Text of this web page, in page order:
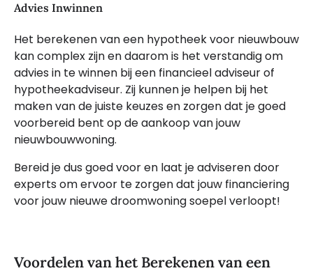
Advies Inwinnen
Het berekenen van een hypotheek voor nieuwbouw
kan complex zijn en daarom is het verstandig om
advies in te winnen bij een financieel adviseur of
hypotheekadviseur. Zij kunnen je helpen bij het
maken van de juiste keuzes en zorgen dat je goed
voorbereid bent op de aankoop van jouw
nieuwbouwwoning.
Bereid je dus goed voor en laat je adviseren door
experts om ervoor te zorgen dat jouw financiering
voor jouw nieuwe droomwoning soepel verloopt!
Voordelen van het Berekenen van een